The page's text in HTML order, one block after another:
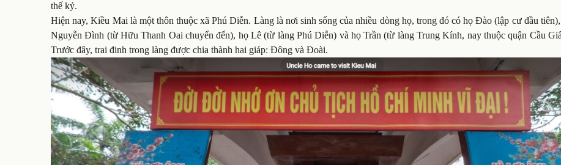
thế kỷ.
Hiện nay, Kiều Mai là một thôn thuộc xã Phú Diễn. Làng là nơi sinh sống của nhiều dòng họ, trong đó có họ Đào (lập cư đầu
Nguyễn Đình (từ Hữu Thanh Oai chuyển đến), họ Lê (từ làng Phú Diễn) và họ Trần (từ làng Trung Kính, nay thuộc quận Cầu
Trước đây, trai đinh trong làng được chia thành hai giáp: Đông và Đoài.